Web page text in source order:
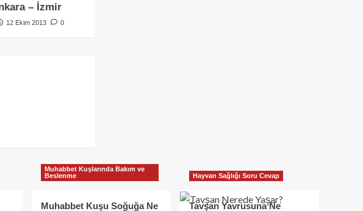
– İzmir
12 Ekim 2013 0
Muhabbet Kuşlarında Bakım ve
Beslenme
Muhabbet Kuşu Soğuğa Ne
Hayvan Sağlığı Soru Cevap
Tavşan Yavrusuna Ne